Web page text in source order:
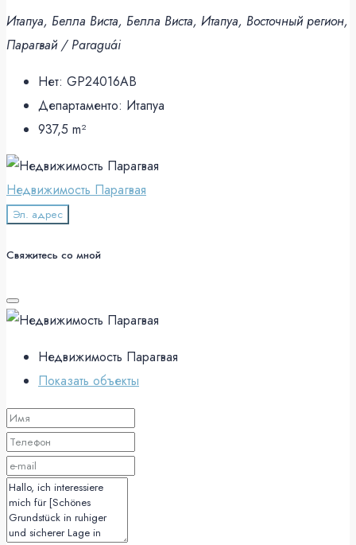
Итапуа, Белла Виста, Белла Виста, Итапуа, Восточный регион,
Парагвай / Paraguái
Нет: GP24016AB
Департаменто: Итапуа
937,5 m²
Недвижимость Парагвая
Эл. адрес
Свяжитесь со мной
Недвижимость Парагвая
Показать объекты